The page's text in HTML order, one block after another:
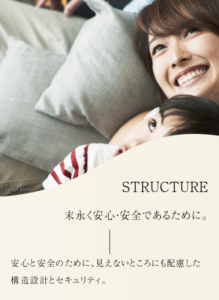
image photo STRUCTURE
末永く安心・安全であるために。
安心と安全のために、 見えないところにも配慮した
構造設計とセキュリティ。